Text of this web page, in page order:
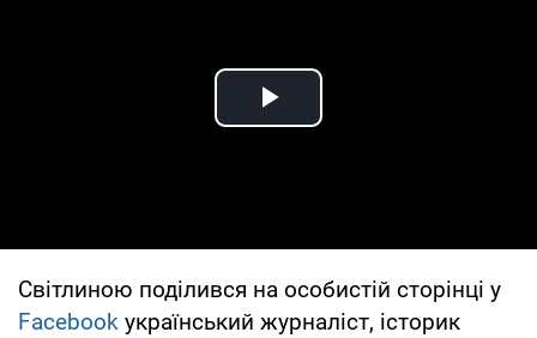
Play Video
Світлиною поділився на особистій сторінці у
Facebook український журналіст, історик